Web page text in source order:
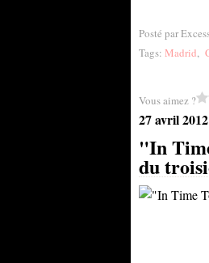
Posté par
Tags: Madrid,
Vous aimez ?
27 avril 2012
"In
du